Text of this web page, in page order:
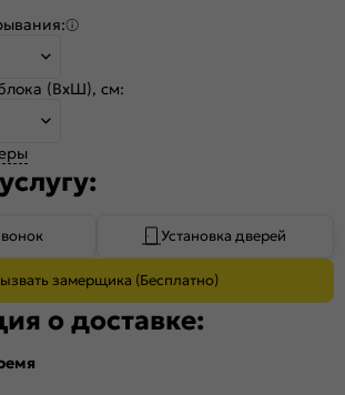
(ВхШ), см:
Установка дверей
замерщика (Бесплатно)
о доставке: